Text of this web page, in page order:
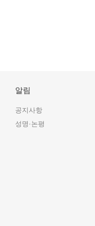
알림
공지사항
성명·논평